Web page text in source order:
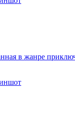
в жанре